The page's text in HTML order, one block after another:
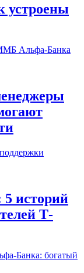
устроены
историй
Т-